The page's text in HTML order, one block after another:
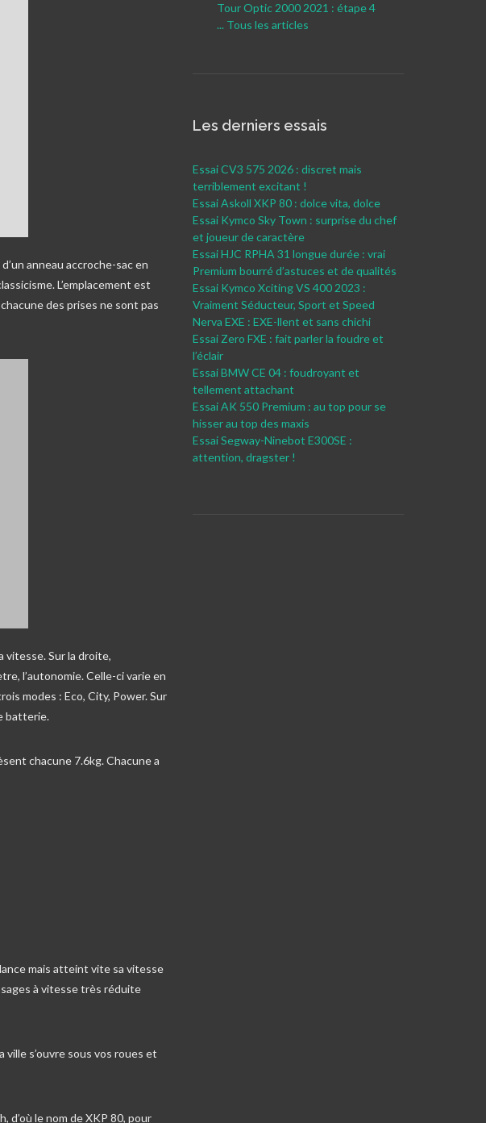
anneau accroche-sac en
L’emplacement est
des prises ne sont pas
vitesse. Sur la droite,
l’autonomie. Celle-ci varie en
modes : Eco, City, Power. Sur
batterie.
chacune 7.6kg. Chacune a
mais atteint vite sa vitesse
à vitesse très réduite
ville s’ouvre sous vos roues et
d’où le nom de XKP 80, pour
Tour Optic 2000 2021 : étape 4
... Tous les articles
Les derniers essais
Essai CV3 575 2026 : discret mais
terriblement excitant !
Essai Askoll XKP 80 : dolce vita, dolce
Essai Kymco Sky Town : surprise du chef
et joueur de caractère
Essai HJC RPHA 31 longue durée : vrai
Premium bourré d’astuces et de qualités
Essai Kymco Xciting VS 400 2023 :
Vraiment Séducteur, Sport et Speed
Nerva EXE : EXE-llent et sans chichi
Essai Zero FXE : fait parler la foudre et
l’éclair
Essai BMW CE 04 : foudroyant et
tellement attachant
Essai AK 550 Premium : au top pour se
hisser au top des maxis
Essai Segway-Ninebot E300SE :
attention, dragster !